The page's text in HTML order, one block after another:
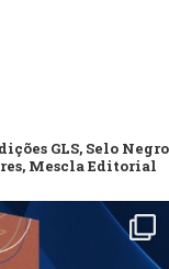
GLS, Selo Negro
Mescla Editorial